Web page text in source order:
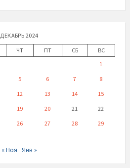
ДЕКАБРЬ 2024
ЧТ ПТ СБ
ВС
1
5 6 7
8
12 13 14
15
19 20 21
22
26 27 28
29
« Ноя Янв »